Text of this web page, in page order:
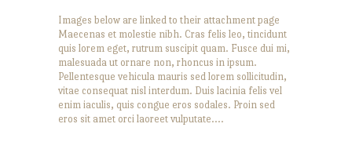
Images below are linked to their attachment page
Maecenas et molestie nibh. Cras felis leo, tincidunt
quis lorem eget, rutrum suscipit quam. Fusce dui mi,
malesuada ut ornare non, rhoncus in ipsum.
Pellentesque vehicula mauris sed lorem sollicitudin,
vitae consequat nisl interdum. Duis lacinia felis vel
enim iaculis, quis congue eros sodales. Proin sed
eros sit amet orci laoreet vulputate.…